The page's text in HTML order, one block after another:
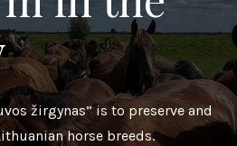
žirgynas” is to preserve and
horse breeds.